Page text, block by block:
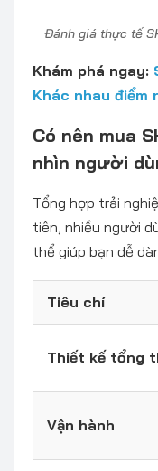
Đánh giá thực tế
Khám phá ngay:
Khác nhau điểm
Có nên mua
nhìn người
Tổng hợp trải
tiên, nhiều người
thể giúp bạn dễ
Tiêu chí
Thiết kế tổng
Vận hành